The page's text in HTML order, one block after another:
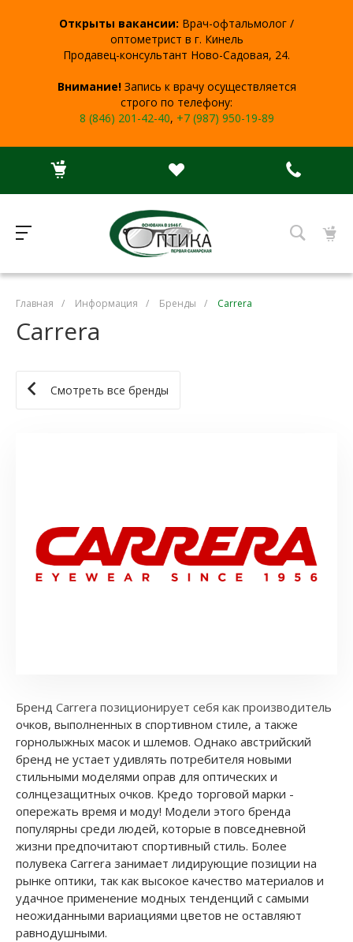
Открыты вакансии: Врач-офтальмолог /
оптометрист в г. Кинель
Продавец-консультант Ново-Садовая, 24.
Внимание!Запись к врачу осуществляется
строго по телефону:
8 (846) 201-42-40, +7 (987) 950-19-89
Главная / Информация / Бренды / Carrera
Carrera
Смотреть все бренды
Бренд Carrera позиционирует себя как производитель
очков, выполненных в спортивном стиле, а также
горнолыжных масок и шлемов. Однако австрийский
бренд не устает удивлять потребителя новыми
стильными моделями оправ для оптических и
солнцезащитных очков. Кредо торговой марки -
опережать время и моду! Модели этого бренда
популярны среди людей, которые в повседневной
жизни предпочитают спортивный стиль. Более
полувека Carrera занимает лидирующие позиции на
рынке оптики, так как высокое качество материалов и
удачное применение модных тенденций с самыми
неожиданными вариациями цветов не оставляют
равнодушными.